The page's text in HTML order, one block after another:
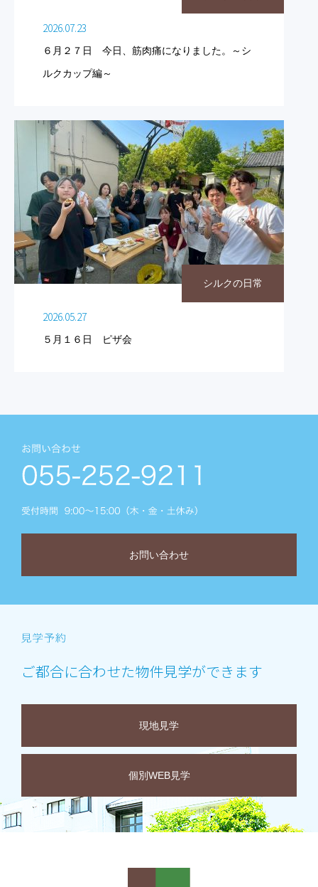
2026.07.23
６月２７日 今日、筋肉痛になりました。～シ
ルクカップ編～
シルクの日常
2026.05.27
５月１６日 ピザ会
お問い合わせ
ご都合に合わせた物件見学ができます
現地見学
個別WEB見学